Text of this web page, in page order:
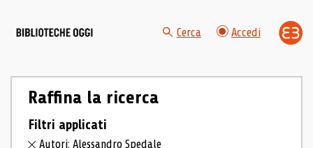
Cerca Accedi
Raffina la ricerca
Filtri applicati
Autori: Alessandro Spedale